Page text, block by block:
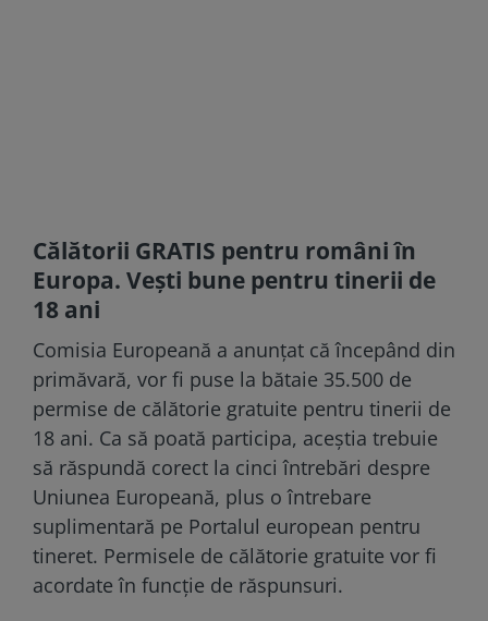
Călătorii GRATIS pentru români în
Europa. Vești bune pentru tinerii de
18 ani
Comisia Europeană a anunțat că începând din
primăvară, vor fi puse la bătaie 35.500 de
permise de călătorie gratuite pentru tinerii de
18 ani. Ca să poată participa, aceștia trebuie
să răspundă corect la cinci întrebări despre
Uniunea Europeană, plus o întrebare
suplimentară pe Portalul european pentru
tineret. Permisele de călătorie gratuite vor fi
acordate în funcție de răspunsuri.